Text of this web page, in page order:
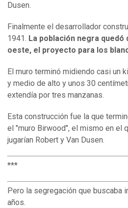
Dusen.
Finalmente el desarrollador
1941. La población negra quedó
oeste, el proyecto para los
El muro terminó midiendo casi un
y medio de alto y unos 30
extendía por tres manzanas.
Esta construcción fue la que
el "muro Birwood", el mismo en el
jugarían Robert y Van Dusen.
***
Pero la segregación que buscaba
años.